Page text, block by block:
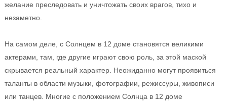
желание преследовать и уничтожать своих врагов, тихо и
незаметно.
На самом деле, с Солнцем в 12 доме становятся великими
актерами, там, где другие играют свою роль, за этой маской
скрывается реальный характер. Неожиданно могут проявиться
таланты в области музыки, фотографии, режиссуры, живописи
или танцев. Многие с положением Солнца в 12 доме